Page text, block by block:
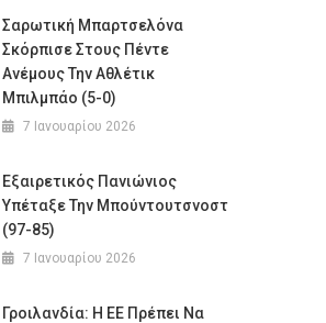
Σαρωτική Μπαρτσελόνα
Σκόρπισε Στους Πέντε
Ανέμους Την Αθλέτικ
Μπιλμπάο (5-0)
7 Ιανουαρίου 2026
Εξαιρετικός Πανιώνιος
Υπέταξε Την Μπούντουτσνοστ
(97-85)
7 Ιανουαρίου 2026
Γροιλανδία: Η ΕΕ Πρέπει Να